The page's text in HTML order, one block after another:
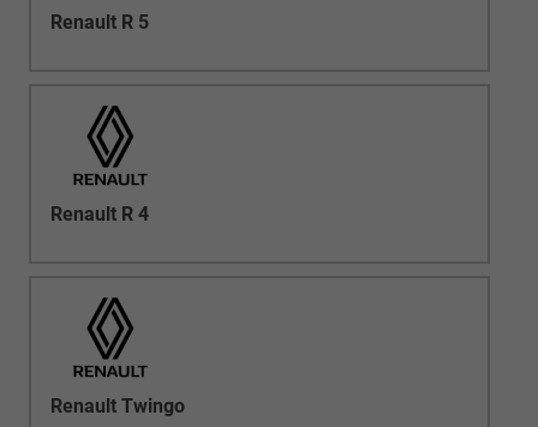
Renault R 5
Renault R 4
Renault Twingo